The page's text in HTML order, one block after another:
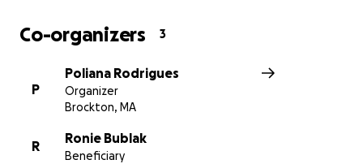
Co-organizers 3
P
Poliana Rodrigues
Organizer
Brockton, MA
R
Ronie Bublak
Beneficiary